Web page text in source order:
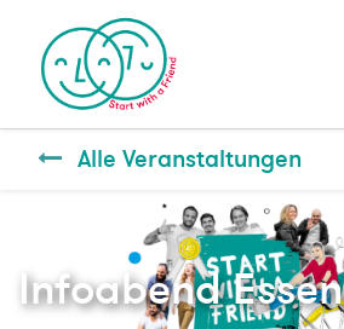
Alle Veranstaltungen
Infoabend Essen